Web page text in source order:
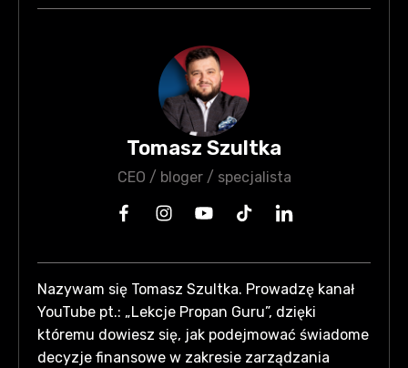
Tomasz Szultka
CEO / bloger / specjalista
Nazywam się Tomasz Szultka. Prowadzę kanał
YouTube pt.: „Lekcje Propan Guru”, dzięki
któremu dowiesz się, jak podejmować świadome
decyzje finansowe w zakresie zarządzania